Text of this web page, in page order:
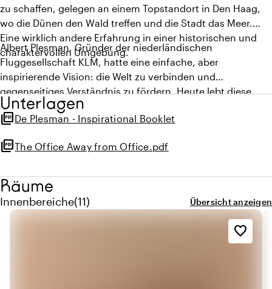
zu schaffen, gelegen an einem Topstandort in Den Haag,
wo die Dünen den Wald treffen und die Stadt das Meer.
Eine wirklich andere Erfahrung in einer historischen und
charaktervollen Umgebung.
Albert Plesman, Gründer der niederländischen
Fluggesellschaft KLM, hatte eine einfache, aber
inspirierende Vision: die Welt zu verbinden und
gegenseitiges Verständnis zu fördern. Heute lebt diese
Vision, Menschen zusammenzubringen, in De Plesman
weiter, wo wir sein Erbe ehren, indem wir Gäste, Bewohner
und Kunden, mit Freunden und Familie, mit Kunst,
und mit der Natur in Kontakt bringen.
Unterlagen
picture_as_pdfDe Plesman - Inspirational Booklet
picture_as_pdfThe Office Away from Office.pdf
Räume
Innenbereiche
Menge innenbereiche: 11
(11) Übersicht anzeigen
favorite_border